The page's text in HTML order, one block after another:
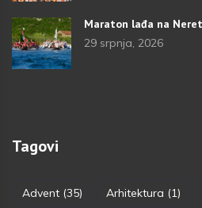
Maraton lađa na
29 srpnja, 2026
Tagovi
Advent (35) Arhitektura (1)